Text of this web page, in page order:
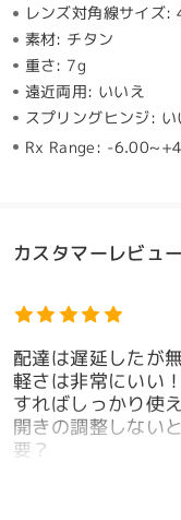
レンズ対角線サイズ:
素材: チタン
重さ: 7g
遠近両用: いいえ
スプリングヒンジ: い
Rx Range: -
カスタマーレビュ
配達は遅延したが
軽さは非常にいい
すればしっかり使
開きの調整しない
要？